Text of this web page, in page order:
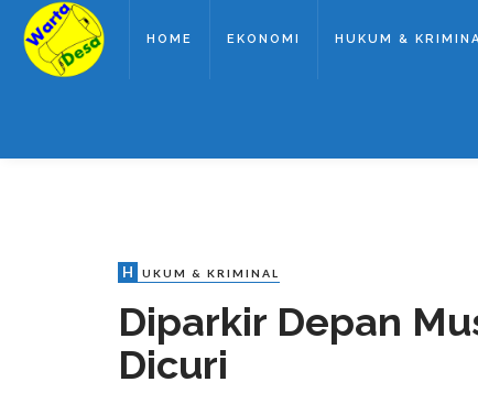
HOME EKONOMI HUKUM &
H UKUM & KRIMINAL
Diparkir Depan
Dicuri